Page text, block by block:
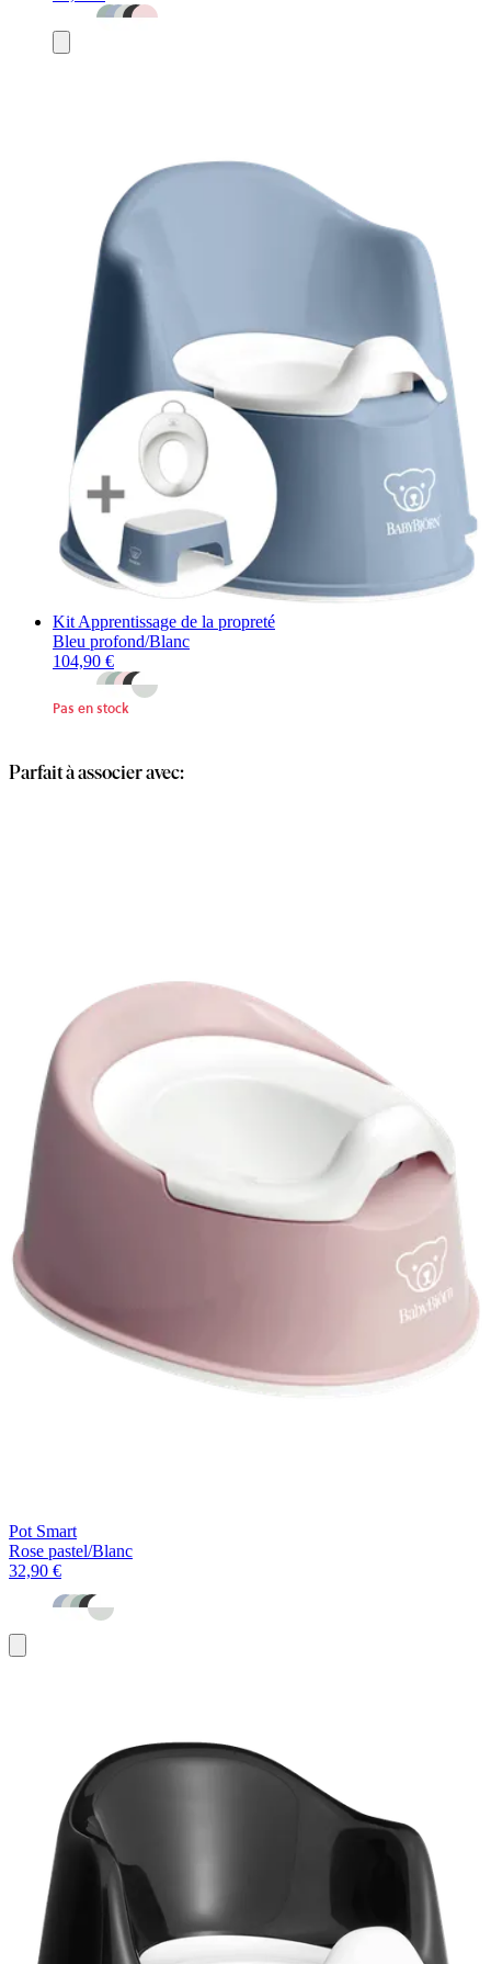
au
Kit Apprentissage de la propreté
Bleu profond/Blanc
104,90 €
Pas en stock
Parfait à associer avec:
Pot Smart
Rose pastel/Blanc
32,90 €
au